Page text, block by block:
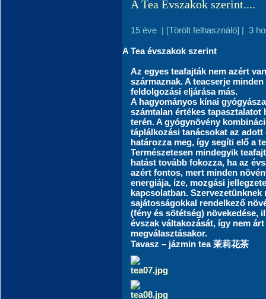
A Tea Évszakok szerint....
15 éve | [Törölt felhasználó] | 3
A Tea évszakok szerint
Az egyes teafajták nem azért
származnak. A teacserje
feldolgozási eljárása más.
A hagyományos kínai
számtalan értékes tapasztalatot
terén. A gyógynövény
táplálkozási tanácsokat az
határozza meg, így segíti elő a
Természetesen mindegyik
hatást tovább fokozza, ha az
azért fontos, mert minden
energiája, íze, mozgási
kapcsolatban. Szervezetünknek
sajátosságokkal rendelkező
(fény és sötétség) növekedése,
évszak váltakozását, így nem
megválasztásakor.
Tavasz – jázmin tea 茉莉花茶